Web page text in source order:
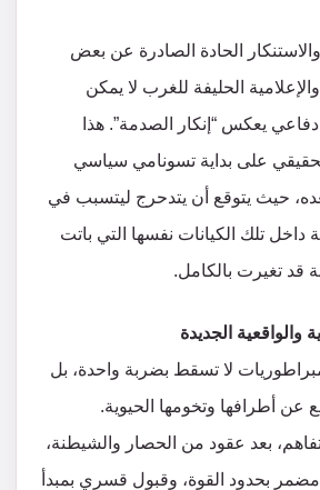
الحادة الصادرة عن بعض
الحليفة للغرب لا يمكن
يعكس “إنكار الصدمة”. هذا
على بداية تسونامي سياسي
حيث يتوقع أن يتدحرج ليتسبب في
داخل تلك الكيانات نفسها التي باتت
قد تغيرت بالكامل.
والواقعية الجديدة
لا تسقط بضربة واحدة، بل
عن أطرافها وتخومها الحيوية.
بعد عقود من الحصار والشيطنة،
بحدود القوة، وقبول قسري بمبدأ